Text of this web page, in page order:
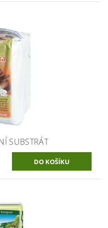
SUBSTRÁT